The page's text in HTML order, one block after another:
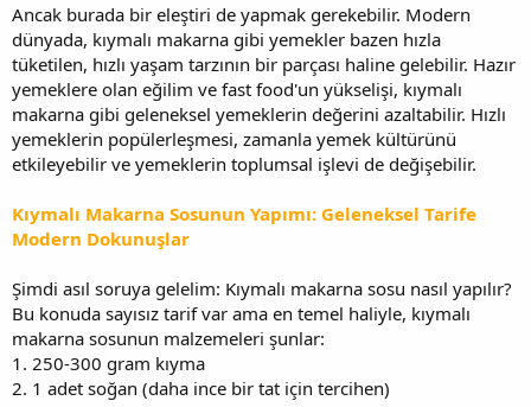
Ancak burada bir eleştiri de yapmak gerekebilir. Modern
dünyada, kıymalı makarna gibi yemekler bazen hızla
tüketilen, hızlı yaşam tarzının bir parçası haline gelebilir. Hazır
yemeklere olan eğilim ve fast food'un yükselişi, kıymalı
makarna gibi geleneksel yemeklerin değerini azaltabilir. Hızlı
yemeklerin popülerleşmesi, zamanla yemek kültürünü
etkileyebilir ve yemeklerin toplumsal işlevi de değişebilir.
Kıymalı Makarna Sosunun Yapımı: Geleneksel Tarife
Modern Dokunuşlar
Şimdi asıl soruya gelelim: Kıymalı makarna sosu nasıl yapılır?
Bu konuda sayısız tarif var ama en temel haliyle, kıymalı
makarna sosunun malzemeleri şunlar:
1. 250-300 gram kıyma
2. 1 adet soğan (daha ince bir tat için tercihen)